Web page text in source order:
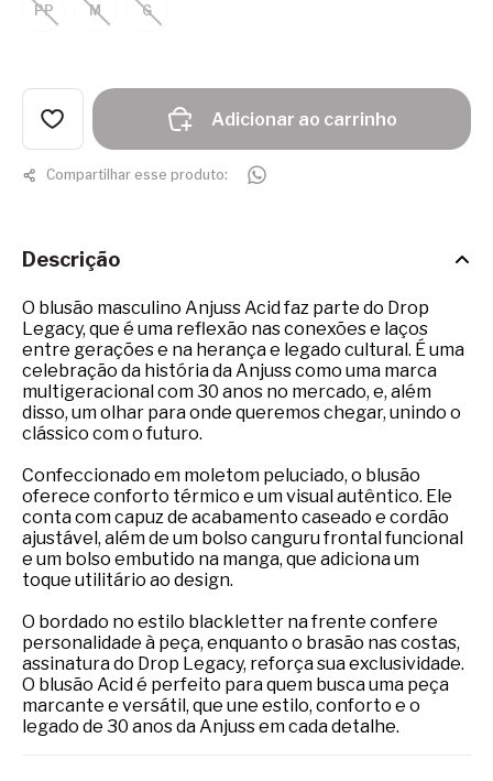
PP M G
Adicionar ao carrinho
Compartilhar esse produto:
Descrição
O blusão masculino Anjuss Acid faz parte do Drop
Legacy, que é uma reflexão nas conexões e laços
entre gerações e na herança e legado cultural. É uma
celebração da história da Anjuss como uma marca
multigeracional com 30 anos no mercado, e, além
disso, um olhar para onde queremos chegar, unindo o
clássico com o futuro.
Confeccionado em moletom peluciado, o blusão
oferece conforto térmico e um visual autêntico. Ele
conta com capuz de acabamento caseado e cordão
ajustável, além de um bolso canguru frontal funcional
e um bolso embutido na manga, que adiciona um
toque utilitário ao design.
O bordado no estilo blackletter na frente confere
personalidade à peça, enquanto o brasão nas costas,
assinatura do Drop Legacy, reforça sua exclusividade.
O blusão Acid é perfeito para quem busca uma peça
marcante e versátil, que une estilo, conforto e o
legado de 30 anos da Anjuss em cada detalhe.